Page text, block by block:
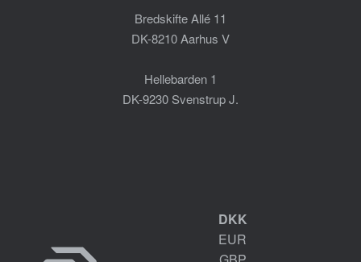
Bredskifte Allé 11
DK-8210 Aarhus V
Hellebarden 1
DK-9230 Svenstrup J.
DKK
EUR